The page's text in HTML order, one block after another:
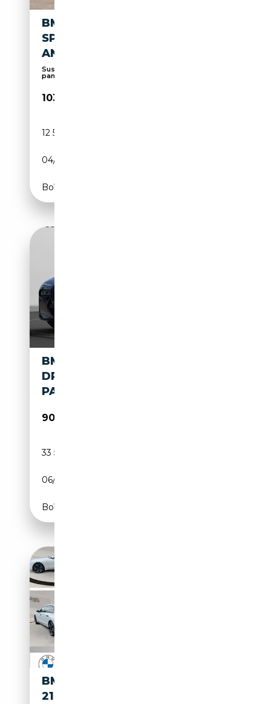
BMW 740 D M
SPORT.INDIVIDUAL.TOPZUST
AND.5/100
Suspension pneumatique, Sièges massants, Toit
pano...
103 990€
12 500 km
04/2026
Boîte automatique
BMW 740 D XDRIVE M-PAKET
DRIVE-PARKASSIST
PANORAMA SKY LOU
90 980€
33 500 km
06/2024
Boîte automatique
BMW 740 D XDRIVE M SPORT
21" SKY LOUNGE TV